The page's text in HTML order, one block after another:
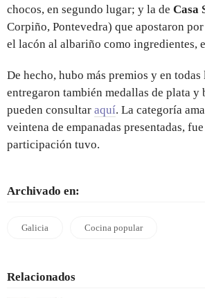
chocos, en segundo lugar; y la de Casa
Corpiño, Pontevedra) que apostaron
el lacón al albariño como ingredientes,
De hecho, hubo más premios y en todas
entregaron también medallas de plata y
pueden consultar aquí. La categoría
veintena de empanadas presentadas,
participación tuvo.
Archivado en:
Galicia Cocina popular
Relacionados